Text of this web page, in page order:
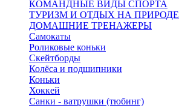
КОМАНДНЫЕ ВИДЫ СПОРТА
ТУРИЗМ И ОТДЫХ НА ПРИРОДЕ
ДОМАШНИЕ ТРЕНАЖЕРЫ
Самокаты
Роликовые коньки
Скейтборды
Колёса и подшипники
Коньки
Хоккей
Санки - ватрушки (тюбинг)